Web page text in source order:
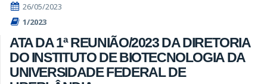
26/05/2023
1/2023
ATA DA 1ª REUNIÃO/2023 DA DIRETORIA
DO INSTITUTO DE BIOTECNOLOGIA DA
UNIVERSIDADE FEDERAL DE